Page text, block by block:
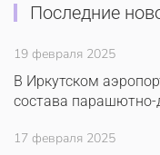
Последние
19 февраля 2025
В Иркутском
состава
17 февраля 2025